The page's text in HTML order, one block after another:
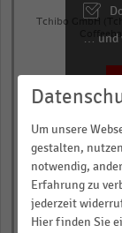
categories.
has
axis
displaying
Nettoumsatz
in
Tchibo GmbH
End
interactive
chart
… und
Um unsere
gestalten,
notwendig,
Erfahrung zu
jederzeit
Hier finden Sie